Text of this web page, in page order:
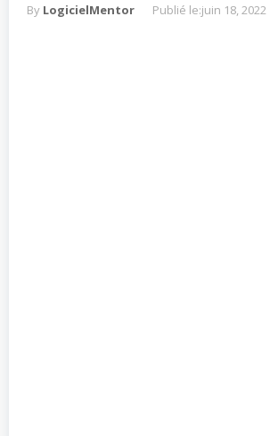
By LogicielMentor Publié le:juin 18, 2022